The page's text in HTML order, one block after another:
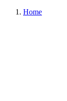
Home